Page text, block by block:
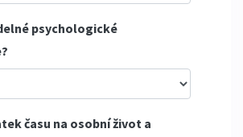
psychologické
času na osobní život a